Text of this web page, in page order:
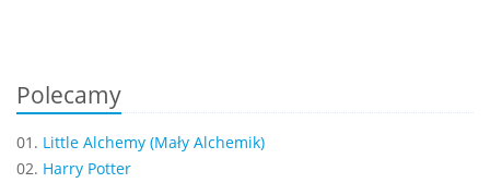
Polecamy
01. Little Alchemy (Mały Alchemik)
02. Harry Potter